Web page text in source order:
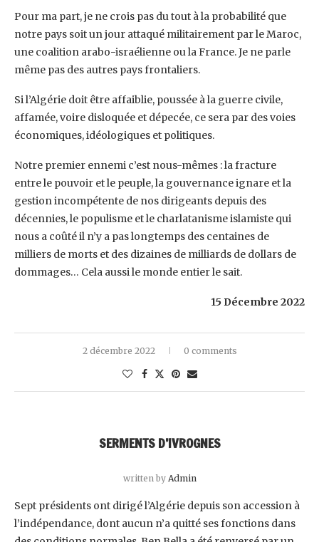
Pour ma part, je ne crois pas du tout à la probabilité que
notre pays soit un jour attaqué ‎militairement par le Maroc,
une coalition arabo-israélienne ou la France. Je ne parle
même pas des ‎autres pays frontaliers.
Si l’Algérie doit être affaiblie, poussée à la guerre civile,
affamée, voire ‎disloquée et dépecée, ce sera par des voies
économiques, idéologiques et politiques. ‎
Notre premier ennemi c’est nous-mêmes : la fracture
entre le pouvoir et le peuple, la gouvernance ‎ignare et la
gestion incompétente de nos dirigeants depuis des
décennies, le populisme et le ‎charlatanisme islamiste qui
nous a coûté il n’y a pas longtemps des centaines de
milliers de morts et ‎des dizaines de milliards de dollars de
dommages… Cela aussi le monde entier le sait.‎
15 Décembre 2022
2 décembre 2022 0 comments
SERMENTS D’IVROGNES
written by Admin
Sept présidents ont dirigé l’Algérie depuis son accession à
l’indépendance, dont aucun n’a quitté ‎ses fonctions dans